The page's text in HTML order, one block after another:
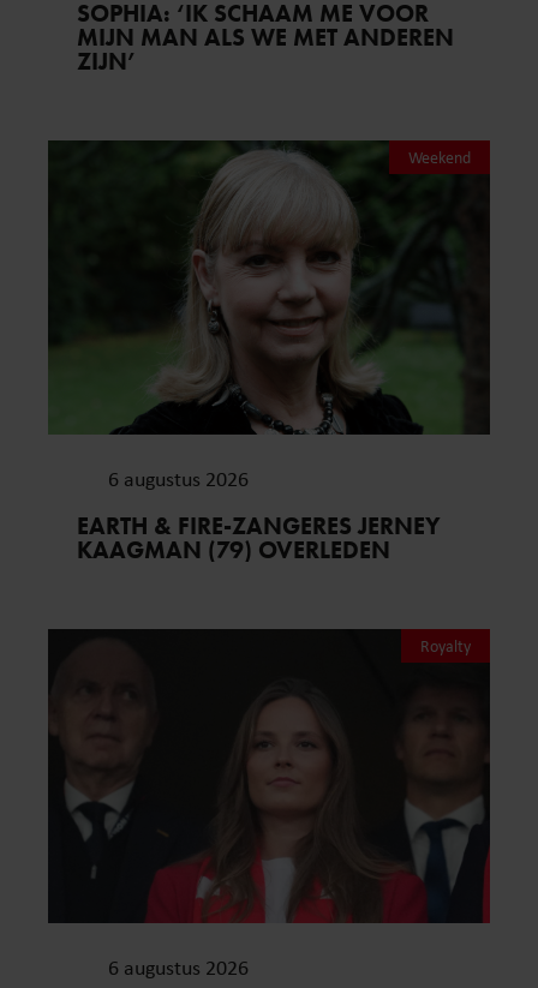
SOPHIA: ‘IK SCHAAM ME VOOR
MIJN MAN ALS WE MET ANDEREN
ZIJN’
Weekend
6 augustus 2026
EARTH & FIRE-ZANGERES JERNEY
KAAGMAN (79) OVERLEDEN
Royalty
6 augustus 2026